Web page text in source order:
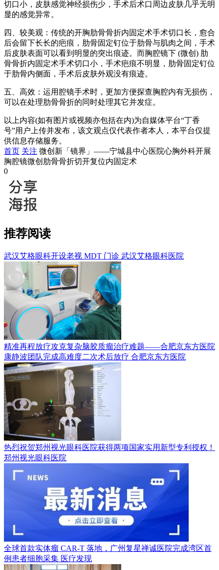
切口小，皮肤感觉神经损伤少，手术后术口周边皮肤几乎无明
显的感觉异常。
四、较美观：传统的开胸肋骨骨折内固定术手术切口长，愈合
后会留下长长的疤痕，肋骨固定钉位于肋骨与肌肉之间，手术
后皮肤表面可以看到明显的突出痕迹。而胸腔镜下 (微创) 肋
骨骨折内固定术手术切口小，手术疤痕不明显，肋骨固定钉位
于肋骨内侧面，手术后皮肤外观没有痕迹。
五、高效：运用腔镜手术时，更加方便探查胸腔内有无损伤，
可以在处理肋骨骨折的同时处理其它并发症。
以上内容(如有图片或视频亦包括在内)为自媒体平台“丁香
号”用户上传并发布，该文观点仅代表作者本人，本平台仅提
供信息存储服务。
首页 关注 微创新「镜界」——宁城县中心医院心胸外科开展
胸腔镜微创肋骨骨折切开复位内固定术
0
推荐阅读
武汉艾格眼科开设老视 MDT 门诊 武汉艾格眼科医院
精准再程放疗攻克复杂脑胶质瘤治疗难题——合肥京东方医院
康静波团队完成高难度二次术后放疗 合肥京东方医院
热烈祝贺郑州视光眼科医院获得两项国家实用新型专利授权！
郑州视光眼科医院
全球首款实体瘤 CAR-T 落地，广州复星禅诚医院完成湾区首
例患者细胞采集 医疗发现